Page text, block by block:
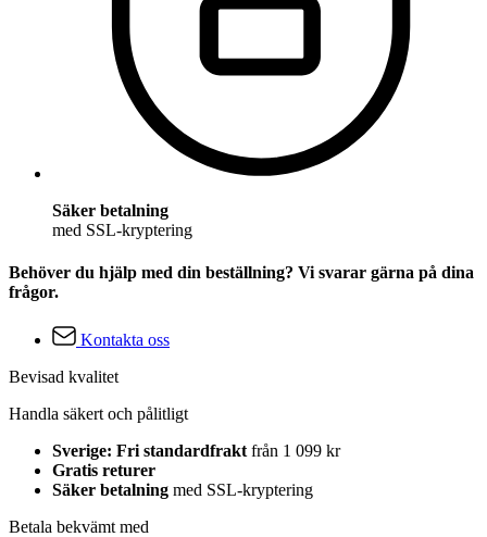
Säker betalning
med SSL-kryptering
Behöver du hjälp med din beställning? Vi svarar gärna på dina
frågor.
Kontakta oss
Bevisad kvalitet
Handla säkert och pålitligt
Sverige: Fri standardfrakt från 1 099 kr
Gratis returer
Säker betalning med SSL-kryptering
Betala bekvämt med